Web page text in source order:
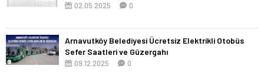
02.05.2025 0
Arnavutköy Belediyesi Ücretsiz Elektrikli Otobüs
Sefer Saatleri ve Güzergahı
09.12.2025 0